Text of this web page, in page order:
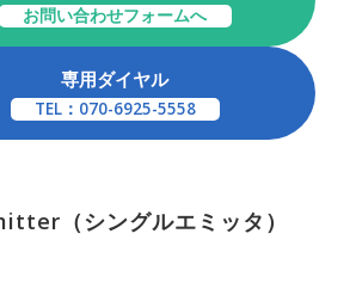
お問い合わせフォームへ
専用ダイヤル
TEL：070-6925-5558
（シングルエミッタ）